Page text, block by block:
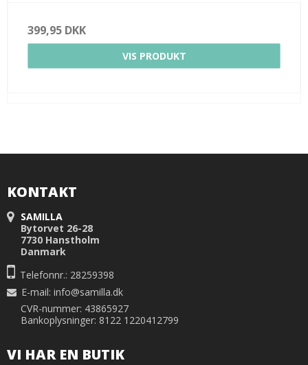
399,95 DKK
VIS PRODUKT
KONTAKT
SAMILLA
Bytorvet 26-28
7730 Hanstholm
Danmark
Telefonnr.: 28259398
E-mail: info@samilla.dk
CVR-nummer: 43865927
Bankoplysninger: 8122 1220412799
VI HAR EN BUTIK